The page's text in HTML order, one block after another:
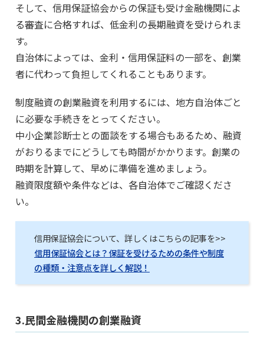
そして、信用保証協会からの保証も受け金融機関によ
る審査に合格すれば、低金利の長期融資を受けられま
す。
自治体によっては、金利・信用保証料の一部を、創業
者に代わって負担してくれることもあります。
制度融資の創業融資を利用するには、地方自治体ごと
に必要な手続きをとってください。
中小企業診断士との面談をする場合もあるため、融資
がおりるまでにどうしても時間がかかります。創業の
時期を計算して、早めに準備を進めましょう。
融資限度額や条件などは、各自治体でご確認くださ
い。
信用保証協会について、詳しくはこちらの記事を>>
信用保証協会とは？保証を受けるための条件や制度
の種類・注意点を詳しく解説！
3.民間金融機関の創業融資